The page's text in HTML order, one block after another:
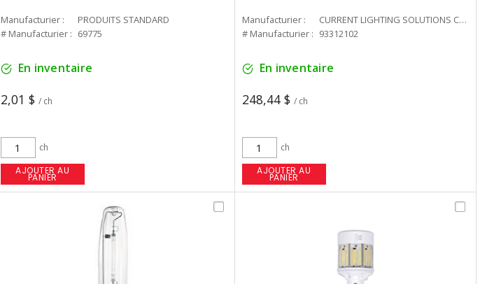
Manufacturier :
PRODUITS STANDARD
# Manufacturier : 69775
En inventaire
2,01 $ / ch
ch
AJOUTER AU
PANIER
Manufacturier :
CURRENT LIGHTING SOLUTIONS CAN
# Manufacturier : 93312102
En inventaire
248,44 $ / ch
ch
AJOUTER AU
PANIER